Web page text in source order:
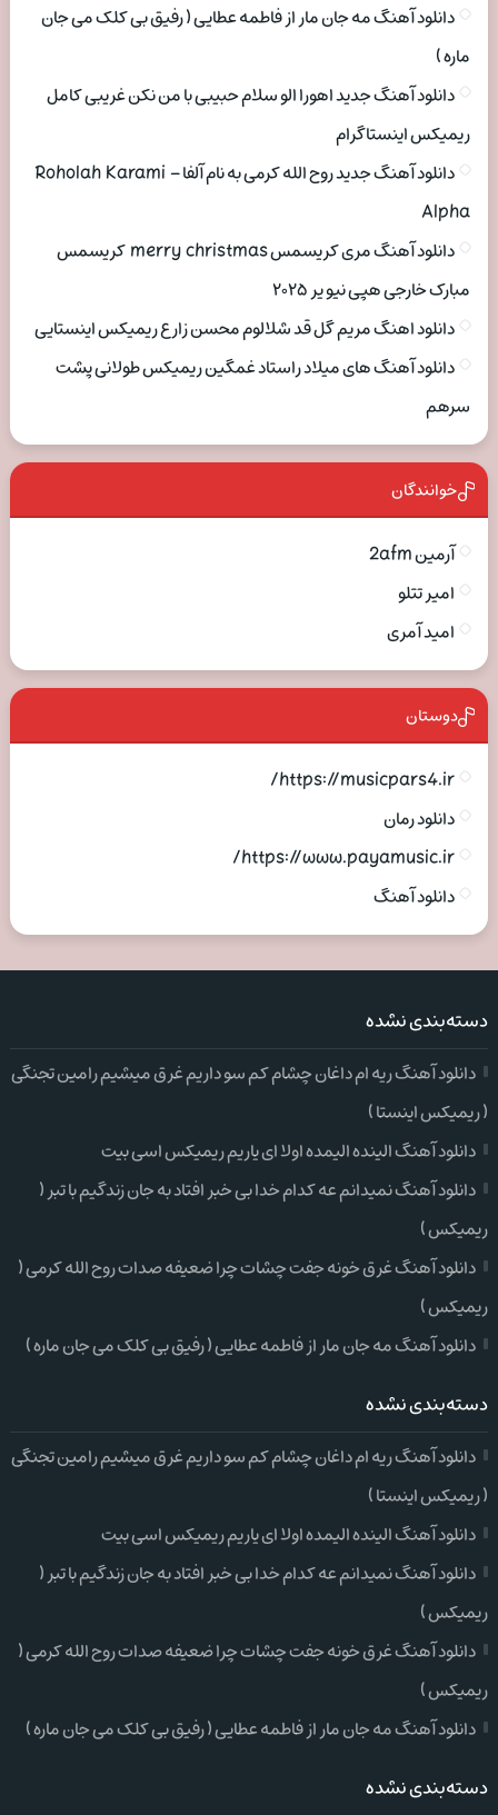
دانلود آهنگ مه جان مار از فاطمه عطایی ( رفیق بی کلک می جان
ماره )
دانلود آهنگ جدید اهورا الو سلام حبیبی با من نکن غریبی کامل
ریمیکس اینستاگرام
دانلود آهنگ جدید روح الله کرمی به نام آلفا Roholah Karami –
Alpha
دانلود آهنگ مری کریسمس merry christmas کریسمس
مبارک خارجی هپی نیو یر ۲۰۲۵
دانلود اهنگ مریم گل قد شلالوم محسن زارع ریمیکس اینستایی
دانلود آهنگ های میلاد راستاد غمگین ریمیکس طولانی پشت
سرهم
خوانندگان
آرمین 2afm
امیر تتلو
امید آمری
دوستان
https://musicpars4.ir/
دانلود رمان
https://www.payamusic.ir/
دانلود آهنگ
دسته‌بندی نشده
دانلود آهنگ ریه ام داغان چشام کم سو داریم غرق میشیم رامین تجنگی
( ریمیکس اینستا )
دانلود آهنگ الینده الیمده اولا ای یاریم ریمیکس اسی بیت
دانلود آهنگ نمیدانم عه کدام خدا بی خبر افتاد به جان زندگیم با تبر (
ریمیکس )
دانلود آهنگ غرق خونه جفت چشات چرا ضعیفه صدات روح الله کرمی (
ریمیکس )
دانلود آهنگ مه جان مار از فاطمه عطایی ( رفیق بی کلک می جان ماره )
دسته‌بندی نشده
دانلود آهنگ ریه ام داغان چشام کم سو داریم غرق میشیم رامین تجنگی
( ریمیکس اینستا )
دانلود آهنگ الینده الیمده اولا ای یاریم ریمیکس اسی بیت
دانلود آهنگ نمیدانم عه کدام خدا بی خبر افتاد به جان زندگیم با تبر (
ریمیکس )
دانلود آهنگ غرق خونه جفت چشات چرا ضعیفه صدات روح الله کرمی (
ریمیکس )
دانلود آهنگ مه جان مار از فاطمه عطایی ( رفیق بی کلک می جان ماره )
دسته‌بندی نشده